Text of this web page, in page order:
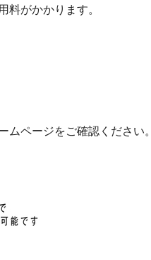
がかかります。
ムページをご確認ください。